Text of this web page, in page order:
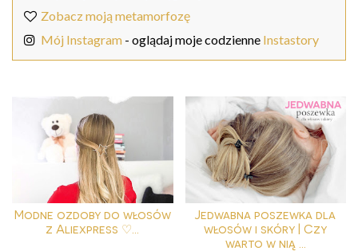
Zobacz moją metamorfozę
Mój Instagram - oglądaj moje codzienne Instastory
Modne ozdoby do włosów
z Aliexpress ♡...
Jedwabna poszewka dla
włosów i skóry | Czy
warto w nią ...